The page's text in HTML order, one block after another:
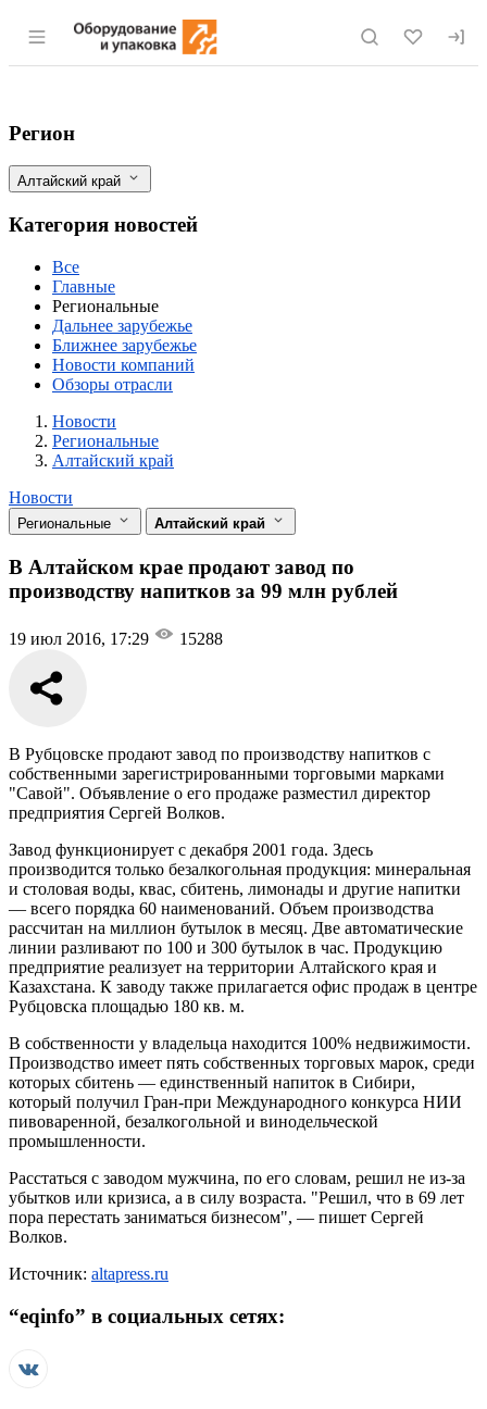
Раздел навигации по сайту eqinfo.ru
В Алтайском крае продают завод по
Фильтры
Регион
Алтайский край
Категория новостей
Все
Главные
Региональные
Дальнее зарубежье
Ближнее зарубежье
Новости компаний
Обзоры отрасли
Новости
Разделы
Новости
Региональные
Алтайский край
Новости
Региональные Алтайский край
В Алтайском крае продают завод по
производству напитков за 99 млн рублей
19 июл 2016, 17:29 15288
В Рубцовске продают завод по производству напитков с
собственными зарегистрированными торговыми марками
"Савой". Объявление о его продаже разместил директор
предприятия Сергей Волков.
Завод функционирует с декабря 2001 года. Здесь
производится только безалкогольная продукция: минеральная
и столовая воды, квас, сбитень, лимонады и другие напитки
— всего порядка 60 наименований. Объем производства
рассчитан на миллион бутылок в месяц. Две автоматические
линии разливают по 100 и 300 бутылок в час. Продукцию
предприятие реализует на территории Алтайского края и
Казахстана. К заводу также прилагается офис продаж в центре
Рубцовска площадью 180 кв. м.
В собственности у владельца находится 100% недвижимости.
Производство имеет пять собственных торговых марок, среди
которых сбитень — единственный напиток в Сибири,
который получил Гран-при Международного конкурса НИИ
пивоваренной, безалкогольной и винодельческой
промышленности.
Расстаться с заводом мужчина, по его словам, решил не из-за
убытков или кризиса, а в силу возраста. "Решил, что в 69 лет
пора перестать заниматься бизнесом", — пишет Сергей
Волков.
Источник: altapress.ru
“eqinfo” в социальных сетях: